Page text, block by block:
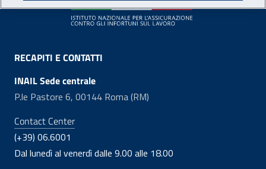
RECAPITI E CONTATTI
INAIL Sede centrale
P.le Pastore 6, 00144 Roma (RM)
Contact Center
(+39) 06.6001
Dal lunedì al venerdì dalle 9.00 alle 18.00